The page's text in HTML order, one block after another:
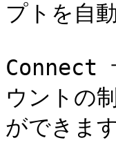
プトを自
Connect
ウントの
ができます